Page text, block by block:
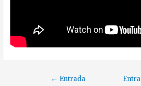
Navegación
← Entrada